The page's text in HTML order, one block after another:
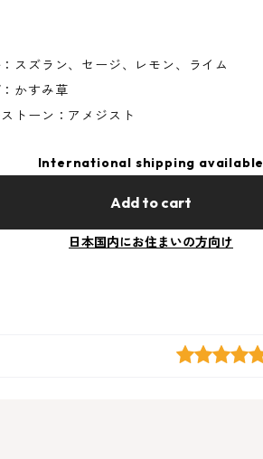
スズラン、セージ、レモン、ライム
かすみ草
トーン：アメジスト
International shipping available
Add to cart
日本国内にお住まいの方向け